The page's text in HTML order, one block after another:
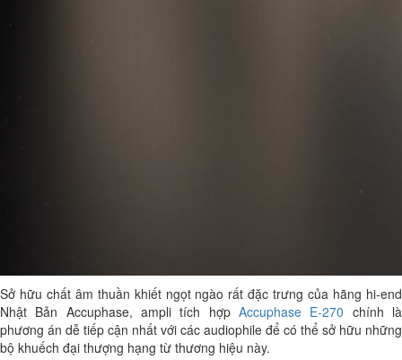
Sở hữu chất âm thuần khiết ngọt ngào rất đặc trưng của hãng hi-end
Nhật Bản Accuphase, ampli tích hợp Accuphase E-270 chính là
phương án dễ tiếp cận nhất với các audiophile để có thể sở hữu những
bộ khuếch đại thượng hạng từ thương hiệu này.